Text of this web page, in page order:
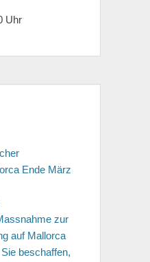
Uhr
Ende März
zur
auf Mallorca
beschaffen,